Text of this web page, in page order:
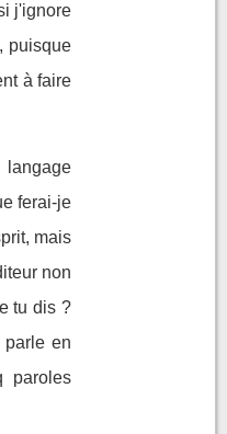
j'ignore
puisque
à faire
langage
ferai-je
mais
non
tu dis ?
en
paroles